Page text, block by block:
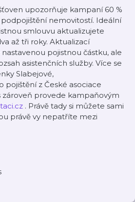
upozorňuje kampaní 60 %
nemovitostí. Ideální
smlouvu aktualizujete
až tři roky. Aktualizací
pojistnou částku, ale
asistenčních služby. Více se
Slabejové,
pojištění z České asociace
zároveň provede kampaňovým
. Právě tady si můžete sami
právě vy nepatříte mezi